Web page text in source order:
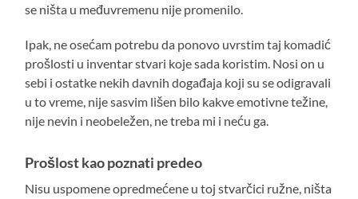
se ništa u međuvremenu nije promenilo.
Ipak, ne osećam potrebu da ponovo uvrstim taj komadić
prošlosti u inventar stvari koje sada koristim. Nosi on u
sebi i ostatke nekih davnih događaja koji su se odigravali
u to vreme, nije sasvim lišen bilo kakve emotivne težine,
nije nevin i neobeležen, ne treba mi i neću ga.
Prošlost kao poznati predeo
Nisu uspomene opredmećene u toj stvarčici ružne, ništa